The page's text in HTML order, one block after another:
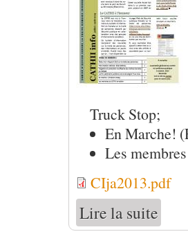
Truck Stop;
En Marche!
Les
CIja2013.pdf
Lire la suite